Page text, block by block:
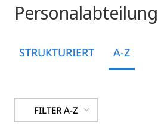
STRUKTURIERT A-Z
FILTER A-Z